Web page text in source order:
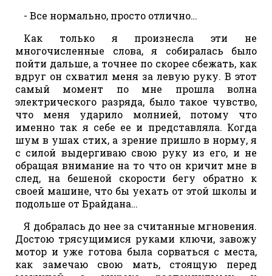
- Все нормально, просто отлично…
Как только я произнесла эти не
многочисленные слова, я собиралась было
пойти дальше, а точнее по скорее сбежать, как
вдруг он схватил меня за левую руку. В этот
самый момент по мне прошла волна
электрического разряда, было такое чувство,
что меня ударило молнией, потому что
именно так я себе ее и представляла. Когда
шум в ушах стих, а зрение пришло в норму, я
с силой выдергиваю свою руку из его, и не
обращая внимание на то что он кричит мне в
след, на бешеной скорости бегу обратно к
своей машине, что бы уехать от этой школы и
подольше от Брайдана…
Я добралась до нее за считанные мгновения.
Достою трясущимися руками ключи, завожу
мотор и уже готова была сорваться с места,
как замечаю свою мать, стоящую перед